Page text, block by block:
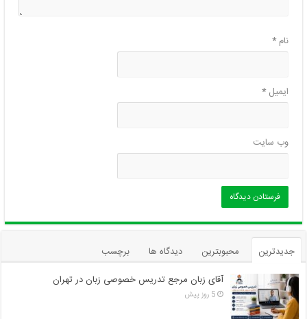
نام*
ایمیل*
وب‌ سایت
جدیدترین محبوبترین دیدگاه ها
برچسب
آقای زبان مرجع تدریس خصوصی زبان در تهران
5 روز پیش